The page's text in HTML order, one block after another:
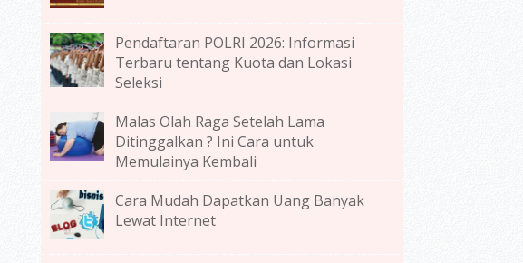
Pendaftaran POLRI 2026: Informasi
Terbaru tentang Kuota dan Lokasi
Seleksi
Malas Olah Raga Setelah Lama
Ditinggalkan ? Ini Cara untuk
Memulainya Kembali
Cara Mudah Dapatkan Uang Banyak
Lewat Internet